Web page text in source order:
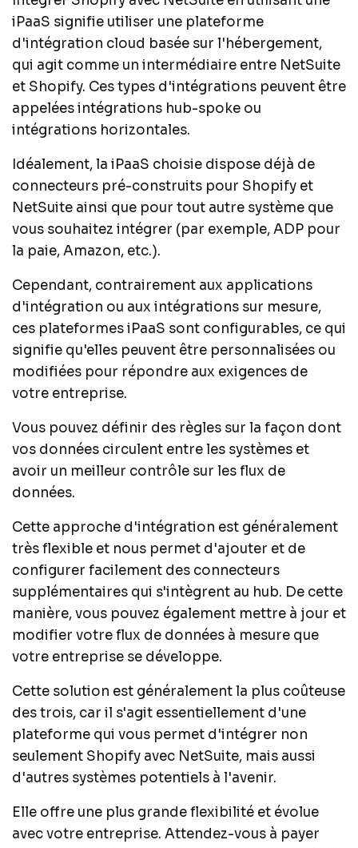
iPaaS signifie utiliser une plateforme
d'intégration cloud basée sur l'hébergement,
qui agit comme un intermédiaire entre NetSuite
et Shopify. Ces types d'intégrations peuvent être
appelées intégrations hub-spoke ou
intégrations horizontales.
Idéalement, la iPaaS choisie dispose déjà de
connecteurs pré-construits pour Shopify et
NetSuite ainsi que pour tout autre système que
vous souhaitez intégrer (par exemple, ADP pour
la paie, Amazon, etc.).
Cependant, contrairement aux applications
d'intégration ou aux intégrations sur mesure,
ces plateformes iPaaS sont configurables, ce qui
signifie qu'elles peuvent être personnalisées ou
modifiées pour répondre aux exigences de
votre entreprise.
Vous pouvez définir des règles sur la façon dont
vos données circulent entre les systèmes et
avoir un meilleur contrôle sur les flux de
données.
Cette approche d'intégration est généralement
très flexible et nous permet d'ajouter et de
configurer facilement des connecteurs
supplémentaires qui s'intègrent au hub. De cette
manière, vous pouvez également mettre à jour et
modifier votre flux de données à mesure que
votre entreprise se développe.
Cette solution est généralement la plus coûteuse
des trois, car il s'agit essentiellement d'une
plateforme qui vous permet d'intégrer non
seulement Shopify avec NetSuite, mais aussi
d'autres systèmes potentiels à l'avenir.
Elle offre une plus grande flexibilité et évolue
avec votre entreprise. Attendez-vous à payer